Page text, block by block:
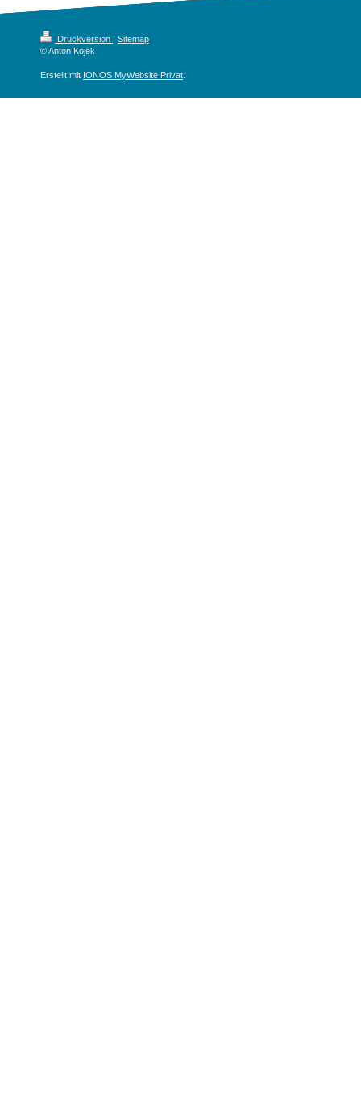
Druckversion | Sitemap
© Anton Kojek
Erstellt mit IONOS MyWebsite Privat